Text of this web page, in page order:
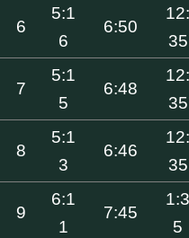
6
5:1
6
6:50
12:
35
7
5:1
5
6:48
12:
35
8
5:1
3
6:46
12:
35
9
6:1
1
7:45
1:3
5